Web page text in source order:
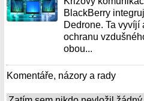
BlackBerry
Dedrone. Ta vyvíjí
ochranu
obou...
Komentáře, názory a rady